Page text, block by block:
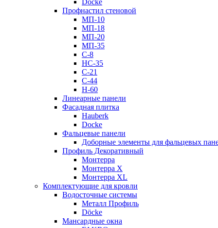
Docke
Профнастил стеновой
МП-10
МП-18
МП-20
МП-35
С-8
НС-35
С-21
С-44
Н-60
Линеарные панели
Фасадная плитка
Hauberk
Docke
Фальцевые панели
Доборные элементы для фальцевых
Профиль Декоративный
Монтерра
Монтерра X
Монтерра XL
Комплектующие для кровли
Водосточные системы
Металл Профиль
Döcke
Мансардные окна